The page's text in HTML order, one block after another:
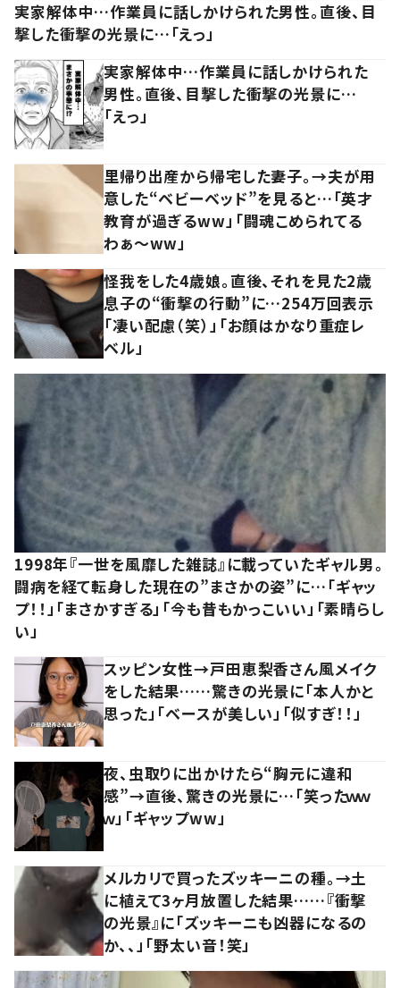
実家解体中…作業員に話しかけられた男性。直後、目
撃した衝撃の光景に…「えっ」
実家解体中…作業員に話しかけられた
男性。直後、目撃した衝撃の光景に…
「えっ」
里帰り出産から帰宅した妻子。→夫が用
意した“ベビーベッド”を見ると…「英才
教育が過ぎるww」「闘魂こめられてる
わぁ～ww」
怪我をした4歳娘。直後、それを見た2歳
息子の“衝撃の行動”に…254万回表示
「凄い配慮（笑）」「お顔はかなり重症レ
ベル」
1998年『一世を風靡した雑誌』に載っていたギャル男。
闘病を経て転身した現在の”まさかの姿”に…「ギャッ
プ！！」「まさかすぎる」「今も昔もかっこいい」「素晴らし
い」
スッピン女性→戸田恵梨香さん風メイク
をした結果……驚きの光景に「本人かと
思った」「ベースが美しい」「似すぎ！！」
夜、虫取りに出かけたら“胸元に違和
感”→直後、驚きの光景に…「笑ったｗｗ
ｗ」「ギャップww」
メルカリで買ったズッキーニの種。→土
に植えて3ヶ月放置した結果……『衝撃
の光景』に「ズッキーニも凶器になるの
か、、」「野太い音！笑」